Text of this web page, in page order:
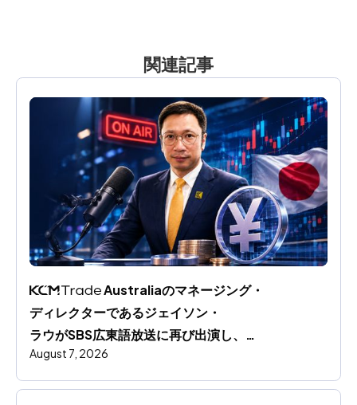
関連記事
Australiaのマネージング・
ディレクターであるジェイソン・
ラウがSBS広東語放送に再び出演し、
円相場の動向と世界市場への影響を分析
August 7, 2026